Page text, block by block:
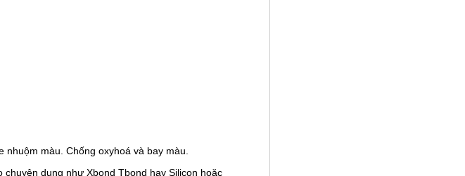
màu. Chống oxyhoá và bay màu.
dụng như Xbond Tbond hay Silicon hoặc